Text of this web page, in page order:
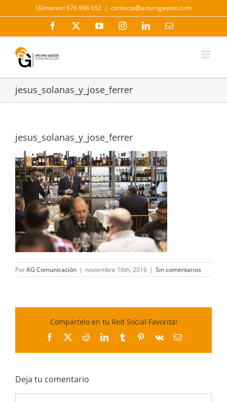
al
Llámanos! 676 996 652 | contacta@arturogaston.com
Facebook YouTubeInstagramLinkedInCorreo
jesus_solanas_y_jose_ferrer
jesus_solanas_y_jose_ferrer
PorAG Comunicación | noviembre 16th, 2016 | Sin comentarios
Compártelo en tu Red Social Favorita!
Facebook
X RedditLinkedInTumblrPinterest
Vk
Correo
Deja tu comentario